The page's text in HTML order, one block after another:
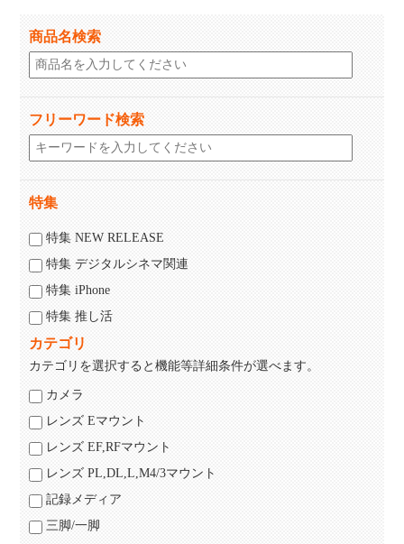
商品名検索
フリーワード検索
特集
特集 NEW RELEASE
特集 デジタルシネマ関連
特集 iPhone
特集 推し活
カテゴリ
カテゴリを選択すると機能等詳細条件が選べます。
カメラ
レンズ Eマウント
レンズ EF,RFマウント
レンズ PL,DL,L,M4/3マウント
記録メディア
三脚/一脚